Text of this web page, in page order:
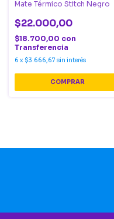
Mate Térmico Stitch Negro
$22.000,00
$18.700,00 con
Transferencia
6 x $3.666,67 sin interés